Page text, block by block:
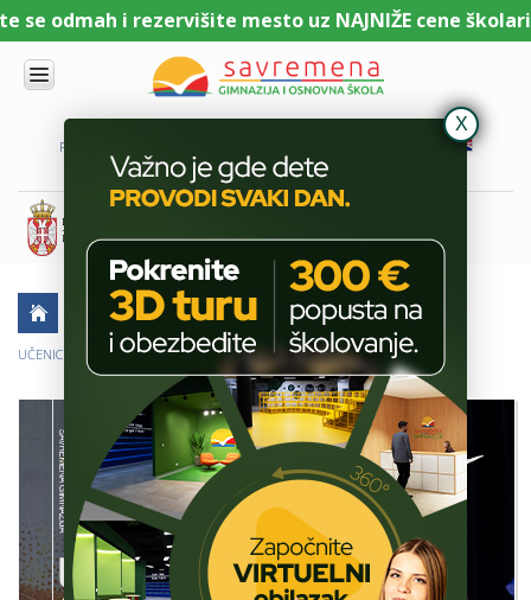
odmah i rezervišite mesto uz NAJNIŽE cene
PORTAL ZA UČENIKE
NAMA
KOMBINOVANI
PROGRAM
NACIONALNI
PROGRAM
PROGRAM
SAVREMENO
OBRAZOVANJE
VESTI
ERASMUS+
OSNOVNA
ŠKOLA
AKTUELNO ŠKOLSKE PRIČE
UČENICI KAO OSLONAC VELIKIH ŠKOLSKIH DOGAĐAJA